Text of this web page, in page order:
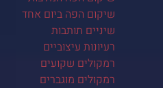
שיקום הפה ביום אחד
שיניים תותבות
רעיונות עיצוביים
רמקולים שקועים
רמקולים מוגברים